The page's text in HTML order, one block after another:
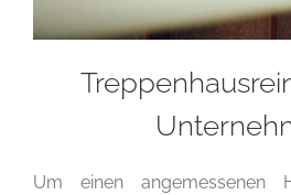
Um einen angemessenen